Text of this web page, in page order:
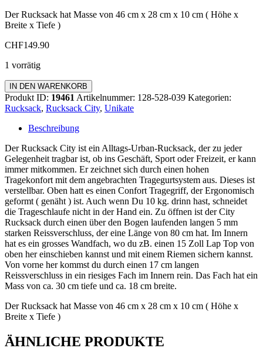
Der Rucksack hat Masse von 46 cm x 28 cm x 10 cm ( Höhe x
Breite x Tiefe )
CHF149.90
1 vorrätig
Rucksack
City
Menge
IN DEN WARENKORB
Produkt ID: 19461 Artikelnummer: 128-528-039 Kategorien:
Rucksack, Rucksack City, Unikate
Beschreibung
Der Rucksack City ist ein Alltags-Urban-Rucksack, der zu jeder
Gelegenheit tragbar ist, ob ins Geschäft, Sport oder Freizeit, er kann
immer mitkommen. Er zeichnet sich durch einen hohen
Tragekonfort mit dem angebrachten Tragegurtsystem aus. Dieses ist
verstellbar. Oben hatt es einen Confort Tragegriff, der Ergonomisch
geformt ( genäht ) ist. Auch wenn Du 10 kg. drinn hast, schneidet
die Trageschlaufe nicht in der Hand ein. Zu öffnen ist der City
Rucksack durch einen über den Bogen laufenden langen 5 mm
starken Reissverschluss, der eine Länge von 80 cm hat. Im Innern
hat es ein grosses Wandfach, wo du zB. einen 15 Zoll Lap Top von
oben her einschieben kannst und mit einem Riemen sichern kannst.
Von vorne her kommst du durch einen 17 cm langen
Reissverschluss in ein riesiges Fach im Innern rein. Das Fach hat ein
Mass von ca. 30 cm tiefe und ca. 18 cm breite.
Der Rucksack hat Masse von 46 cm x 28 cm x 10 cm ( Höhe x
Breite x Tiefe )
ÄHNLICHE PRODUKTE